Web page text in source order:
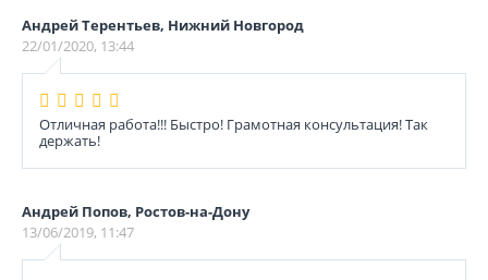
Андрей Терентьев, Нижний Новгород
22/01/2020, 13:44
Отличная работа!!! Быстро! Грамотная консультация! Так
держать!
Андрей Попов, Ростов-на-Дону
13/06/2019, 11:47